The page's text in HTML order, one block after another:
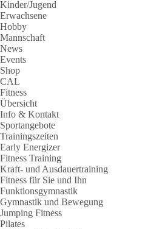
Kinder/Jugend
Erwachsene
Hobby
Mannschaft
News
Events
Shop
CAL
Fitness
Übersicht
Info & Kontakt
Sportangebote
Trainingszeiten
Early Energizer
Fitness Training
Kraft- und Ausdauertraining
Fitness für Sie und Ihn
Funktionsgymnastik
Gymnastik und Bewegung
Jumping Fitness
Pilates